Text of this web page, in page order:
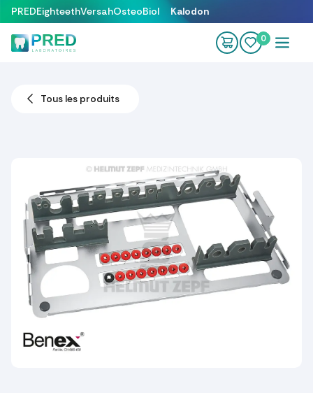
Se rendre au contenu
PREDEighteethVersahOsteoBiol Kalodon
0
Tous les produits